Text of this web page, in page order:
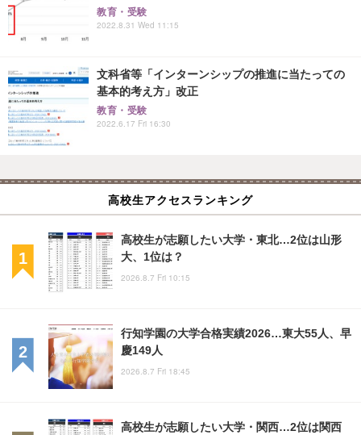
教育・受験
2022.8.31 Wed 11:15
文科省等「インターンシップの推進に当たっての
基本的考え方」改正
教育・受験
2022.6.17 Fri 16:30
高校生アクセスランキング
高校生が志願したい大学・東北…2位は山形
大、1位は？
2026.8.7 Fri 10:15
行知学園の大学合格実績2026…東大55人、早
慶149人
2026.8.7 Fri 18:45
高校生が志願したい大学・関西…2位は関西